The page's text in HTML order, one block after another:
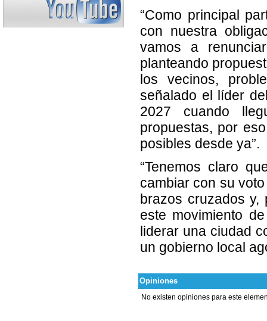
“Como principal
con nuestra
vamos a
planteando
los vecinos,
señalado el líder
2027 cuando
propuestas, por
posibles desde ya”.
“Tenemos claro
cambiar con su
brazos cruzados y,
este movimiento
liderar una ciudad
un gobierno local
Opiniones
No existen opiniones para este